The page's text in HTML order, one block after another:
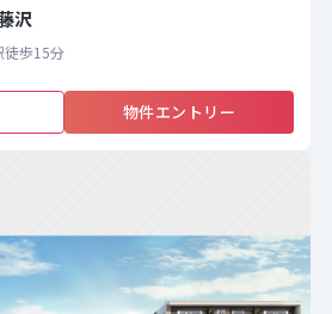
沢
徒歩15分
物件エントリー